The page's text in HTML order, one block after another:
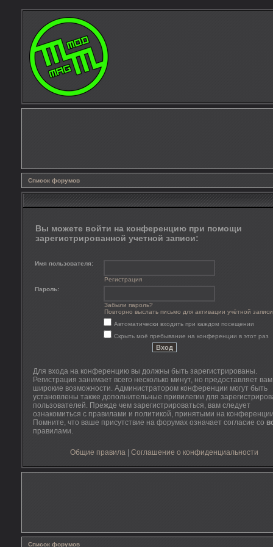
Список форумов
Вы можете войти на конференцию при помощи
зарегистрированной учетной записи:
Имя пользователя:
Регистрация
Пароль:
Забыли пароль?
Повторно выслать письмо для активации учётной записи
Автоматически входить при каждом посещении
Скрыть моё пребывание на конференции в этот раз
Для входа на конференцию вы должны быть зарегистрированы.
Регистрация занимает всего несколько минут, но предоставляет
широкие возможности. Администратором конференции могут быть
установлены также дополнительные привилегии для
пользователей. Прежде чем зарегистрироваться, вам следует
ознакомиться с правилами и политикой, принятыми на
Помните, что ваше присутствие на форумах означает согласие со
правилами.
Общие правила Соглашение о конфиденциальности
Список форумов